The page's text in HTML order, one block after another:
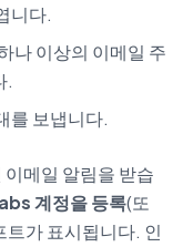
니다.
나 이상의 이메일 주
.
를 보냅니다.
메일 알림을 받습
계정을 등록(또
트가 표시됩니다. 인